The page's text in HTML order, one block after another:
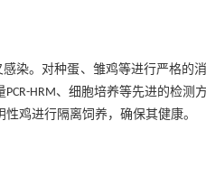
染。对种蛋、雏鸡等进行严格的
HRM、细胞培养等先进的检
性鸡进行隔离饲养，确保其健康。